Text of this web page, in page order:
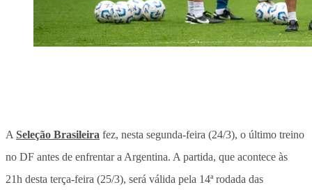
A Seleção Brasileira fez, nesta segunda-feira (24/3), o último treino
no DF antes de enfrentar a Argentina. A partida, que acontece às
21h desta terça-feira (25/3), será válida pela 14ª rodada das